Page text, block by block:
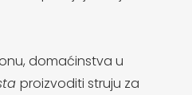
domaćinstva u
proizvoditi struju za